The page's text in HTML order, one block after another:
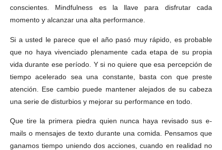
conscientes. Mindfulness es la llave para disfrutar cada
momento y alcanzar una alta performance.
Si a usted le parece que el año pasó muy rápido, es probable
que no haya vivenciado plenamente cada etapa de su propia
vida durante ese período. Y si no quiere que esa percepción de
tiempo acelerado sea una constante, basta con que preste
atención. Ese cambio puede mantener alejados de su cabeza
una serie de disturbios y mejorar su performance en todo.
Que tire la primera piedra quien nunca haya revisado sus e-
mails o mensajes de texto durante una comida. Pensamos que
ganamos tiempo uniendo dos acciones, cuando en realidad no